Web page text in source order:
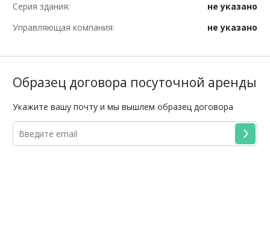
Серия здания:
не указано
Управляющая компания:
не указано
Образец договора посуточной аренды
Укажите вашу почту и мы вышлем образец договора